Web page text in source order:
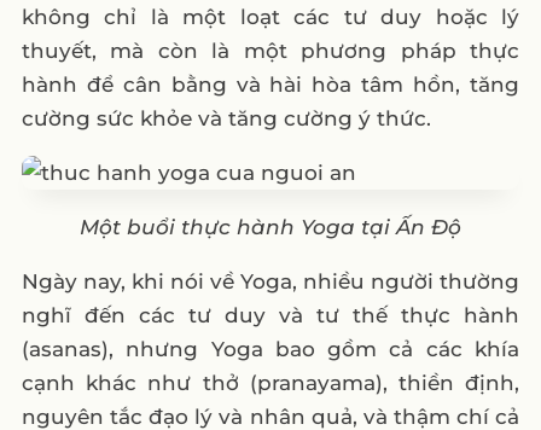
4: Mẫu 1 content quảng cáo
5: Mẫu 2 content quảng cáo
6: Mẫu 3 content quảng cáo
IV. Những trung tâm Yoga có content về yoga
hay
1. California Fitness & Yoga Centers
Vietnam
2. Vyoga World
3. Fit24 – Fitness And Yoga Center
4. Elite Fitness
Lời kết
không chỉ là một loạt các tư duy hoặc lý
thuyết, mà còn là một phương pháp thực
hành để cân bằng và hài hòa tâm hồn, tăng
cường sức khỏe và tăng cường ý thức.
Một buổi thực hành Yoga tại Ấn Độ
Ngày nay, khi nói về Yoga, nhiều người thường
nghĩ đến các tư duy và tư thế thực hành
(asanas), nhưng Yoga bao gồm cả các khía
cạnh khác như thở (pranayama), thiền định,
nguyên tắc đạo lý và nhân quả, và thậm chí cả